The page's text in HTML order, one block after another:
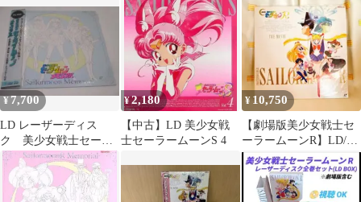
ザーディスク★ ＠＠
¥7,700
LD レーザーディス
ク 美少女戦士セーラ
ームーン メモリア
ル 帯付き
¥2,180
【中古】LD 美少女戦
士セーラームーンS 4
¥ 10,750
【劇場版美少女戦士セ
ーラームーンR】LD/レ
ーザーディスク